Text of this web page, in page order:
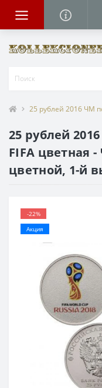
25 рублей 2016 ЧМ
25 рублей
FIFA цветная
цветной, 1-й
-22%
Акция